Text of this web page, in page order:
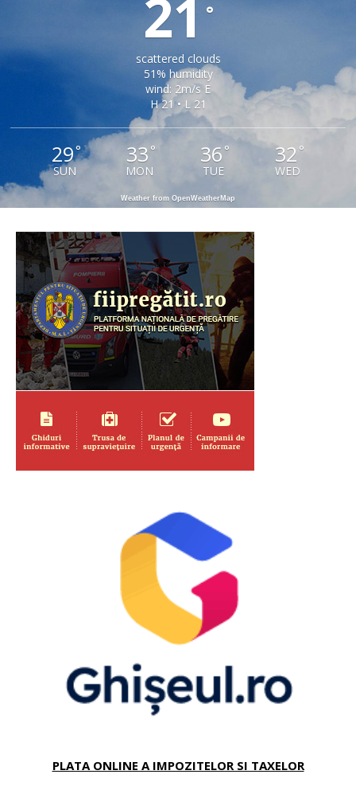
21 °
scattered clouds
51% humidity
wind: 2m/s E
H 21 • L 21
29°
SUN
33 °
MON
36 °
TUE
32 °
WED
Weather from OpenWeatherMap
PLATA ONLINE A IMPOZITELOR SI TAXELOR